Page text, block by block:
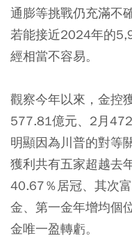
通膨等挑戰仍充滿不
若能接近2024年的
經相當不容易。
觀察今年以來，金控
577.81億元、2月
明顯因為川普的對等
獲利共有五家超越去
40.67％居冠、其次
金、第一金年增均個
金唯一盈轉虧。